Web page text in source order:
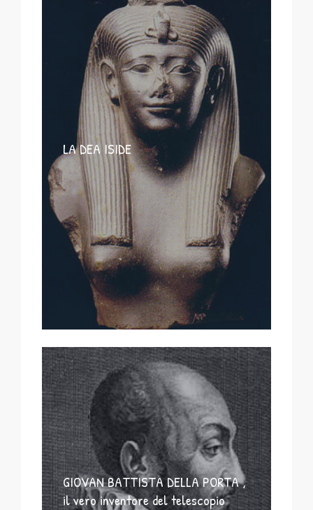
LA DEA ISIDE
GIOVAN BATTISTA DELLA PORTA ,
il vero inventore del telescopio